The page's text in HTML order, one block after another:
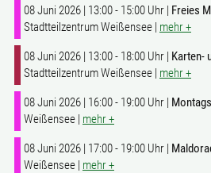
08 Juni 2026 | 13:00 - 15:00 Uhr | Freies
Stadtteilzentrum Weißensee | mehr +
08 Juni 2026 | 13:00 - 18:00 Uhr | Karten-
Stadtteilzentrum Weißensee | mehr +
08 Juni 2026 | 16:00 - 19:00 Uhr |
Weißensee | mehr +
08 Juni 2026 | 17:00 - 19:00 Uhr |
Weißensee | mehr +